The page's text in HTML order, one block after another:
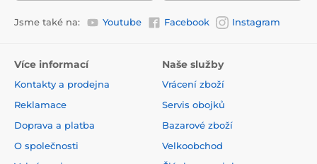
Jsme také na: Youtube Facebook Instagram
Více informací
Kontakty a prodejna
Reklamace
Doprava a platba
O společnosti
Naše služby
Vrácení zboží
Servis obojků
Bazarové zboží
Velkoobchod